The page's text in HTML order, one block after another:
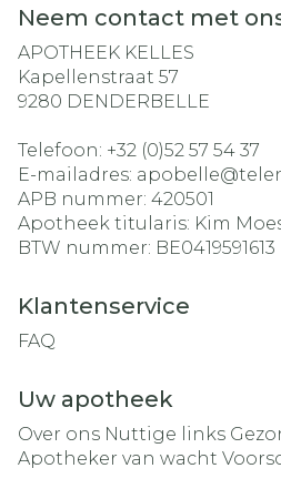
Neem contact met
APOTHEEK KELLES
Kapellenstraat 57
9280 DENDERBELLE
Telefoon: +32 (0)52 57 54 37
E-mailadres: apobelle@
APB nummer: 420501
Apotheek titularis: Kim
BTW nummer: BE0419591613
Klantenservice
FAQ
Uw apotheek
Over ons Nuttige links
Apotheker van wacht